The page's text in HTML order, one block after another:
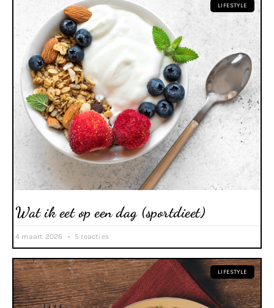
LIFESTYLE
Wat ik eet op een dag (sportdieet)
4 maart 2026 5 reacties
LIFESTYLE